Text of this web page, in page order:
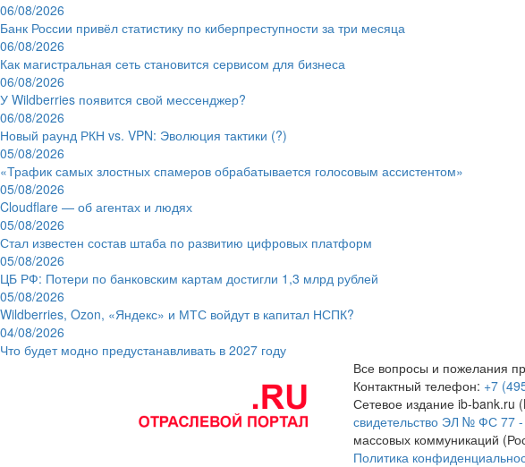
06/08/2026
Банк России привёл статистику по киберпреступности за три месяца
06/08/2026
Как магистральная сеть становится сервисом для бизнеса
06/08/2026
У Wildberries появится свой мессенджер?
06/08/2026
Новый раунд РКН vs. VPN: Эволюция тактики (?)
05/08/2026
«Трафик самых злостных спамеров обрабатывается голосовым ассистентом»
05/08/2026
Cloudflare — об агентах и людях
05/08/2026
Стал известен состав штаба по развитию цифровых платформ
05/08/2026
ЦБ РФ: Потери по банковским картам достигли 1,3 млрд рублей
05/08/2026
Wildberries, Ozon, «Яндекс» и МТС войдут в капитал НСПК?
04/08/2026
Что будет модно предустанавливать в 2027 году
Все вопросы и пожелания
Контактный телефон: +7
Сетевое издание ib-bank.ru
свидетельство ЭЛ № ФС 77
массовых коммуникаций
Политика